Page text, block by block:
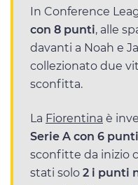
In Conference
con 8 punti, alle
davanti a Noah e
collezionato due
sconfitta.
La Fiorentina è
Serie A con 6
sconfitte da inizio
stati solo 2 i punti